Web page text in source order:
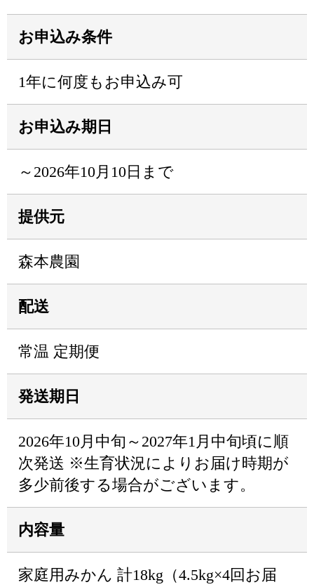
お申込み条件
1年に何度もお申込み可
お申込み期日
～2026年10月10日まで
提供元
森本農園
配送
常温 定期便
発送期日
2026年10月中旬～2027年1月中旬頃に順
次発送 ※生育状況によりお届け時期が
多少前後する場合がございます。
内容量
家庭用みかん 計18kg（4.5kg×4回お届